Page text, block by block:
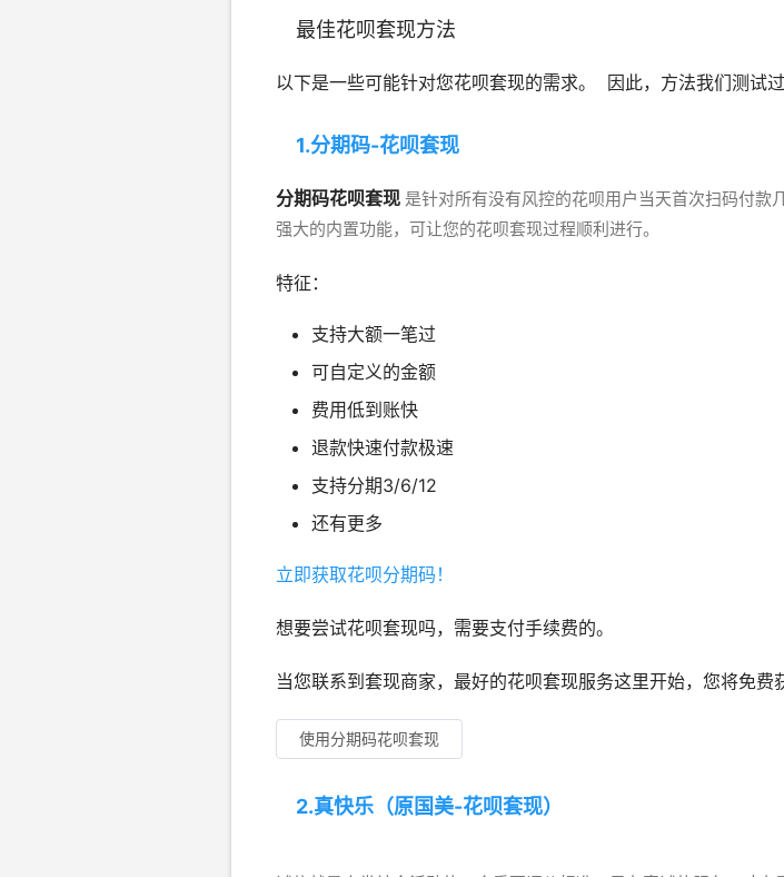
最佳花呗套现方法
以下是一些可能针对您花呗套现的需求。  因此，方法我们测试
1.分期码-花呗套现
分期码花呗套现 是针对所有没有风控的花呗用户当天首次扫码付款
强大的内置功能，可让您的花呗套现过程顺利进行。
特征：
支持大额一笔过
可自定义的金额
费用低到账快
退款快速付款极速
支持分期3/6/12
还有更多
立即获取花呗分期码！
想要尝试花呗套现吗，需要支付手续费的。
当您联系到套现商家，最好的花呗套现服务这里开始，您将免费
使用分期码花呗套现
2.真快乐（原国美-花呗套现）